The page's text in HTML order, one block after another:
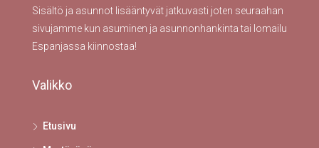
Sisältö ja asunnot lisääntyvät jatkuvasti joten seuraahan
sivujamme kun asuminen ja asunnonhankinta tai lomailu
Espanjassa kiinnostaa!
Valikko
Etusivu